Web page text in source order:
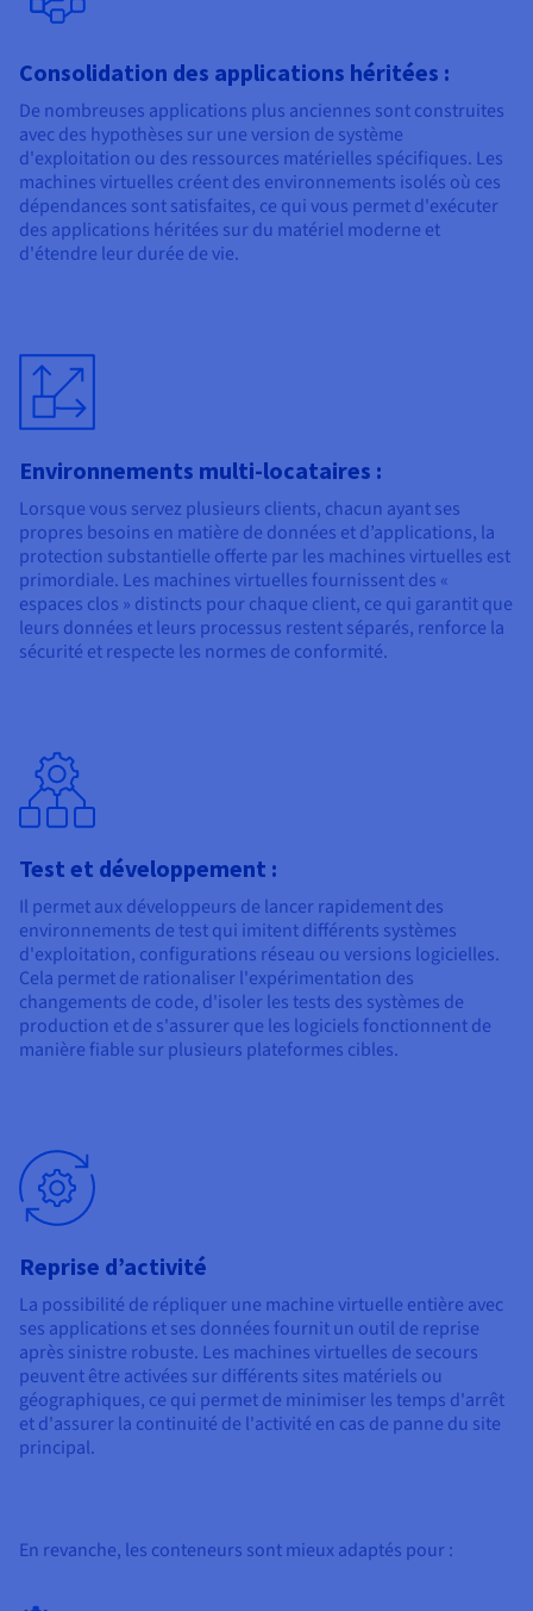
Consolidation des applications héritées :
De nombreuses applications plus anciennes sont construites
avec des hypothèses sur une version de système
d'exploitation ou des ressources matérielles spécifiques. Les
machines virtuelles créent des environnements isolés où ces
dépendances sont satisfaites, ce qui vous permet d'exécuter
des applications héritées sur du matériel moderne et
d'étendre leur durée de vie.
Environnements multi-locataires :
Lorsque vous servez plusieurs clients, chacun ayant ses
propres besoins en matière de données et d’applications, la
protection substantielle offerte par les machines virtuelles est
primordiale. Les machines virtuelles fournissent des «
espaces clos » distincts pour chaque client, ce qui garantit que
leurs données et leurs processus restent séparés, renforce la
sécurité et respecte les normes de conformité.
Test et développement :
Il permet aux développeurs de lancer rapidement des
environnements de test qui imitent différents systèmes
d'exploitation, configurations réseau ou versions logicielles.
Cela permet de rationaliser l'expérimentation des
changements de code, d'isoler les tests des systèmes de
production et de s'assurer que les logiciels fonctionnent de
manière fiable sur plusieurs plateformes cibles.
Reprise d’activité
La possibilité de répliquer une machine virtuelle entière avec
ses applications et ses données fournit un outil de reprise
après sinistre robuste. Les machines virtuelles de secours
peuvent être activées sur différents sites matériels ou
géographiques, ce qui permet de minimiser les temps d'arrêt
et d'assurer la continuité de l'activité en cas de panne du site
principal.
En revanche, les conteneurs sont mieux adaptés pour :